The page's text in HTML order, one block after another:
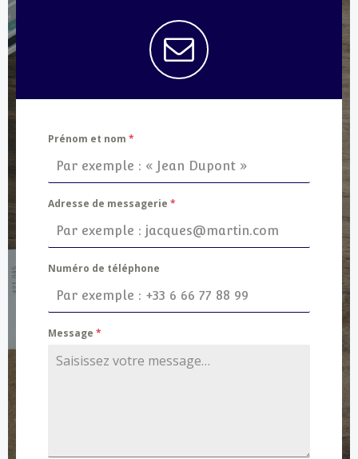
Prénom et nom *
Adresse de messagerie *
Numéro de téléphone
Message *